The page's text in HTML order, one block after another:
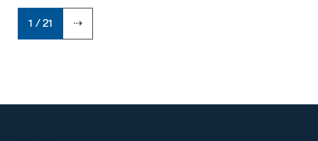
1 / 21 ⇢